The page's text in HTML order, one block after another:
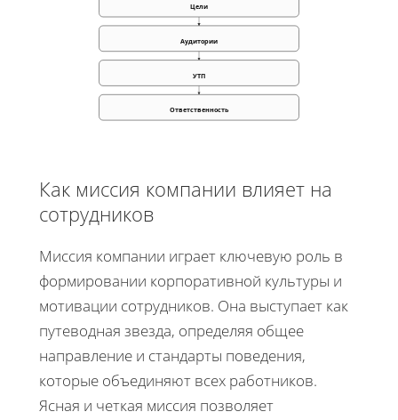
Цели
Аудитории
УТП
Ответственность
Как миссия компании влияет на
сотрудников
Миссия компании играет ключевую роль в
формировании корпоративной культуры и
мотивации сотрудников. Она выступает как
путеводная звезда, определяя общее
направление и стандарты поведения,
которые объединяют всех работников.
Ясная и четкая миссия позволяет